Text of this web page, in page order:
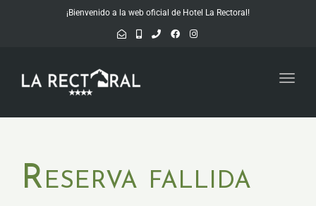
¡Bienvenido a la web oficial de Hotel La Rectoral!
Reserva fallida